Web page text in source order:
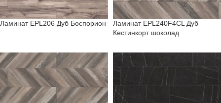
Ламинат EPL206 Дуб Боспорион
Ламинат EPL240F4CL Дуб
Кестинкорт шоколад